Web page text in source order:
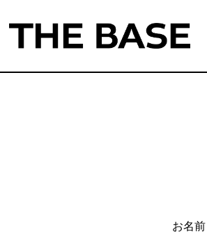
お名前